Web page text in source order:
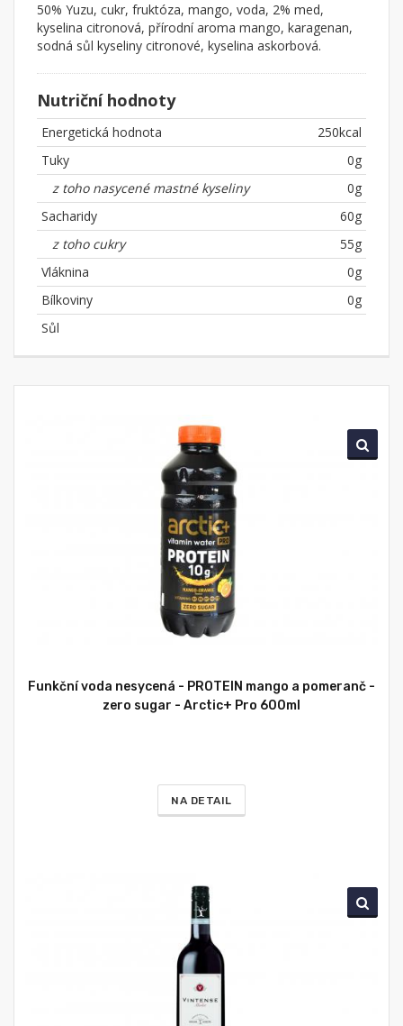
50% Yuzu, cukr, fruktóza, mango, voda, 2% med,
kyselina citronová, přírodní aroma mango, karagenan,
sodná sůl kyseliny citronové, kyselina askorbová.
Nutriční hodnoty
Energetická hodnota
250kcal
Tuky
0g
z toho nasycené mastné kyseliny
0g
Sacharidy
60g
z toho cukry
55g
Vláknina
0g
Bílkoviny
0g
Sůl
Funkční voda nesycená - PROTEIN mango a pomeranč -
zero sugar - Arctic+ Pro 600ml
NA DETAIL